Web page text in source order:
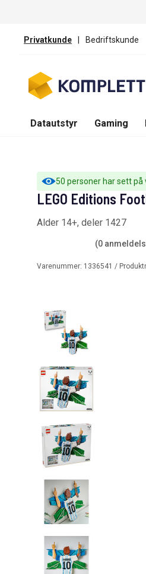
Privatkunde | Bedriftskunde
Datautstyr Gaming
50 personer har sett på
LEGO Editions
Alder 14+, deler 1427
(0
Varenummer: 1336541 /